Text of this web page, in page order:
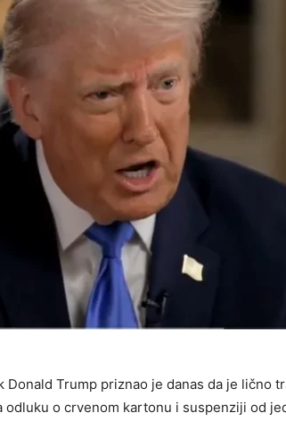
Trump priznao je danas da je lično
odluku o crvenom kartonu i suspenziji od